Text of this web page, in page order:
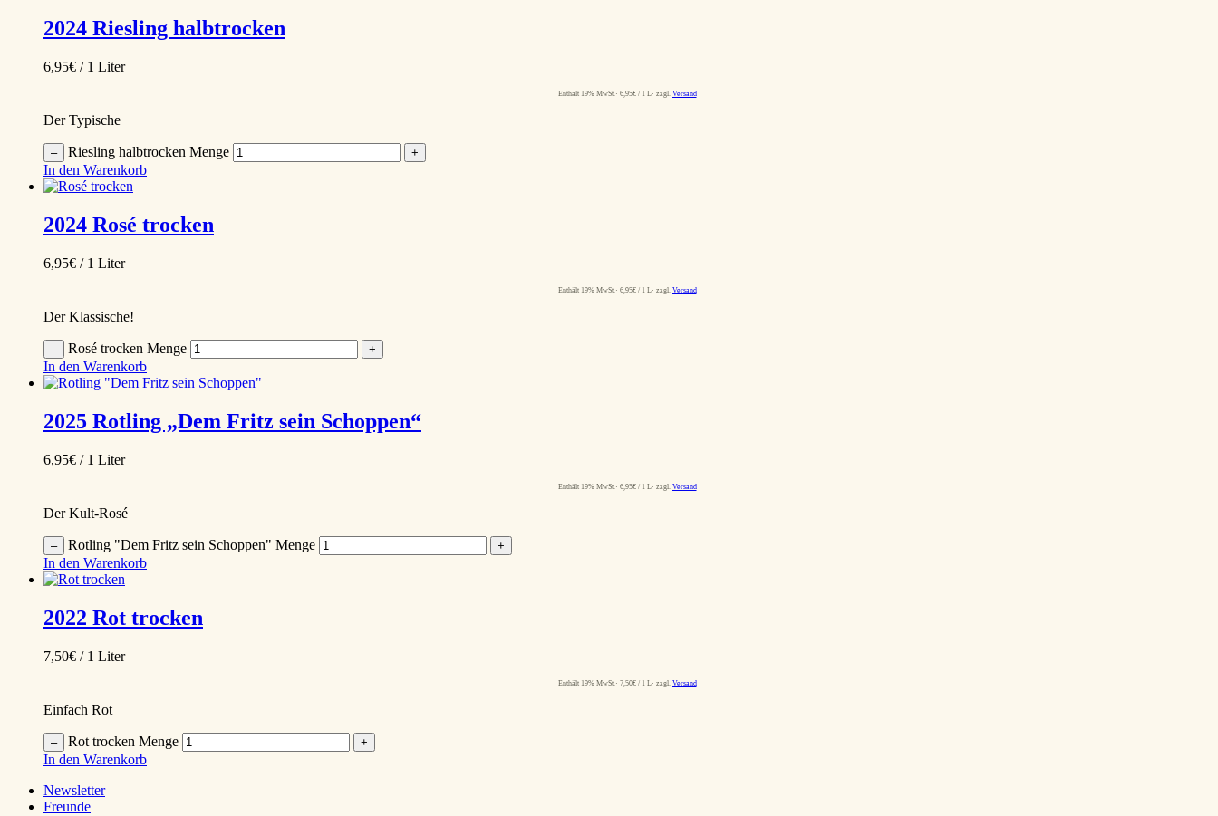
2024 Riesling halbtrocken
6,95€ / 1 Liter
Enthält 19% MwSt. 6,95€/ 1 L zzgl. Versand
Der Typische
– Riesling halbtrocken Menge +
In den Warenkorb
2024 Rosé trocken
6,95€ / 1 Liter
Enthält 19% MwSt. 6,95€/ 1 L zzgl. Versand
Der Klassische!
– Rosé trocken Menge +
In den Warenkorb
2025 Rotling „Dem Fritz sein Schoppen“
6,95€ / 1 Liter
Enthält 19% MwSt. 6,95€/ 1 L zzgl. Versand
Der Kult-Rosé
– Rotling "Dem Fritz sein Schoppen" Menge +
In den Warenkorb
2022 Rot trocken
7,50€ / 1 Liter
Enthält 19% MwSt. 7,50€/ 1 L zzgl. Versand
Einfach Rot
– Rot trocken Menge +
In den Warenkorb
Newsletter
Freunde